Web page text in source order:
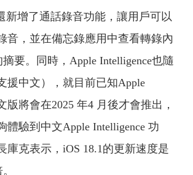
新增了通話錄音功能，讓用戶可以
音，並在備忘錄應用中查看轉錄內
要。同時，Apple Intelligence也隨
援中文），就目前已知Apple
版將會在2025 年4 月後才會推出，
體驗到中文Apple Intelligence 功
庫克表示，iOS 18.1的更新速度是